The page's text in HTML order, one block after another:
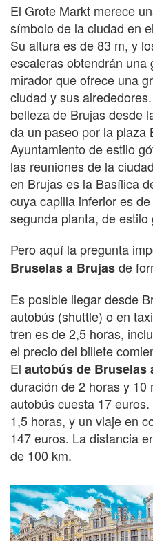
El Grote Markt merece
símbolo de la ciudad en
Su altura es de 83 m, y
escaleras obtendrán una
mirador que ofrece una
ciudad y sus
belleza de Brujas desde
da un paseo por la plaza
Ayuntamiento de estilo
las reuniones de la
en Brujas es la Basílica
cuya capilla inferior es
segunda planta, de estilo
Pero aquí la pregunta
Bruselas a Brujasde
Es posible llegar desde
autobús (shuttle) o en
tren es de 2,5 horas,
el precio del billete
El autobús de Bruselas
duración de 2 horas y 10
autobús cuesta 17
1,5 horas, y un viaje en
147 euros. La distancia
de 100 km.